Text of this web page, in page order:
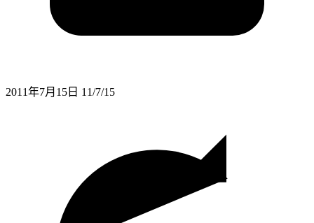
2011年7月15日 11/7/15